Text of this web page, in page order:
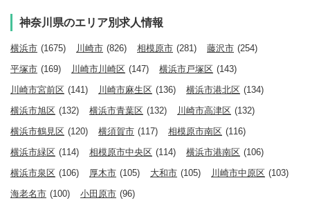
神奈川県のエリア別求人情報
横浜市 (1675) 川崎市 (826) 相模原市 (281) 藤沢市 (254)
平塚市 (169) 川崎市川崎区 (147) 横浜市戸塚区 (143)
川崎市宮前区 (141) 川崎市麻生区 (136) 横浜市港北区 (134)
横浜市旭区 (132) 横浜市青葉区 (132) 川崎市高津区 (132)
横浜市鶴見区 (120) 横須賀市 (117) 相模原市南区 (116)
横浜市緑区 (114) 相模原市中央区 (114) 横浜市港南区 (106)
横浜市泉区 (106) 厚木市 (105) 大和市 (105) 川崎市中原区 (103)
海老名市 (100) 小田原市 (96)